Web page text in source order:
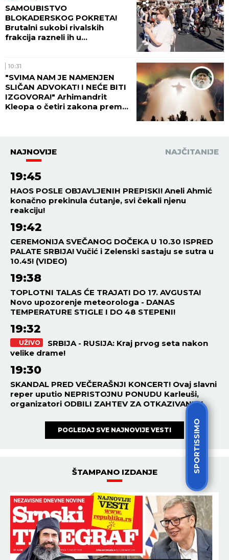
SPORTISSIMO
SAMOUBISTVO
BLOKADERSKOG POKRETA!
Brutalni sukobi rivalskih
frakcija razneli ih u
10:31
"SVIMA NAM JE NAMENJEN
SLIČAN ADVOKAT! I NEĆE BITI
IZGOVORA!" Arhimandrit
Kleopa o četiri zakona prema
NAJNOVIJE NAJČITANIJE
19:45
HAOS POSLE OBJAVLJENIH PREPISKI! Aneli Ahmić
konačno prekinula ćutanje, svi čekali njenu
reakciju!
19:42
CEREMONIJA SVEČANOG DOČEKA U 10.30 ISPRED
PALATE SRBIJA! Vučić i Zelenski sastaju se sutra u
10.45! (VIDEO)
19:38
TOPLOTNI TALAS ĆE TRAJATI DO 17. AVGUSTA!
Novo upozorenje meteorologa - DANAS
TEMPERATURE STIGLE I DO 48 STEPENI!
19:32
UŽIVO
SRBIJA - RUSIJA: Kraj prvog seta nakon
velike drame!
19:30
SKANDAL PRED VEČERAŠNJI KONCERT! Ovaj slavni
reper uputio NEPRISTOJNU PONUDU Karleuši,
organizatori ODBILI ZAHTEV ZA OTKAZIVANJE!
POGLEDAJ SVE NAJNOVIJE VESTI
ŠTAMPANO IZDANJE